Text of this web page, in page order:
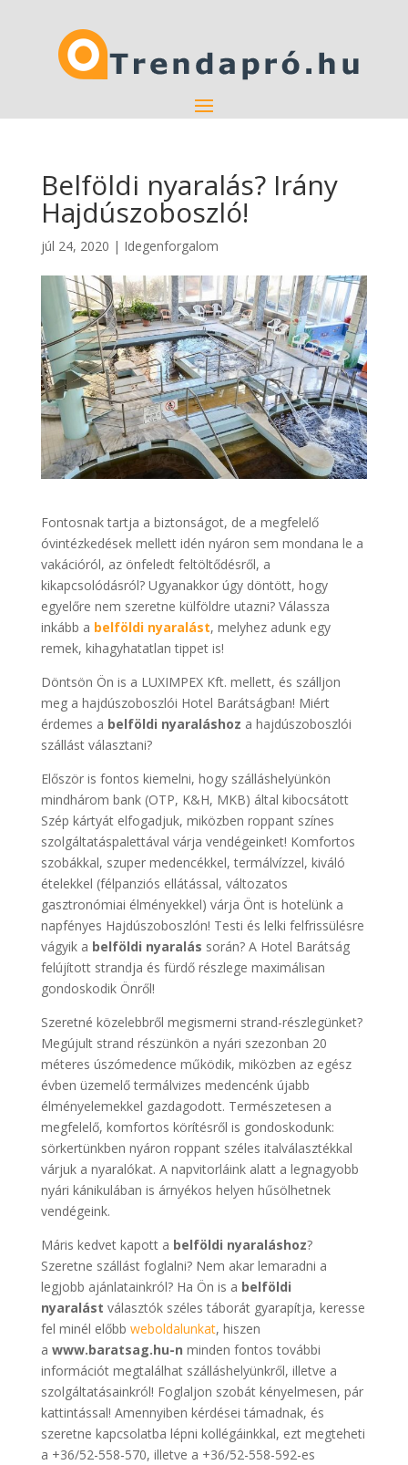
Belföldi nyaralás? Irány
Hajdúszoboszló!
júl 24, 2020 | Idegenforgalom
Fontosnak tartja a biztonságot, de a megfelelő
óvintézkedések mellett idén nyáron sem mondana le a
vakációról, az önfeledt feltöltődésről, a
kikapcsolódásról? Ugyanakkor úgy döntött, hogy
egyelőre nem szeretne külföldre utazni? Válassza
inkább a belföldi nyaralást, melyhez adunk egy
remek, kihagyhatatlan tippet is!
Döntsön Ön is a LUXIMPEX Kft. mellett, és szálljon
meg a hajdúszoboszlói Hotel Barátságban! Miért
érdemes a belföldi nyaraláshoz a hajdúszoboszlói
szállást választani?
Először is fontos kiemelni, hogy szálláshelyünkön
mindhárom bank (OTP, K&H, MKB) által kibocsátott
Szép kártyát elfogadjuk, miközben roppant színes
szolgáltatáspalettával várja vendégeinket! Komfortos
szobákkal, szuper medencékkel, termálvízzel, kiváló
ételekkel (félpanziós ellátással, változatos
gasztronómiai élményekkel) várja Önt is hotelünk a
napfényes Hajdúszoboszlón! Testi és lelki felfrissülésre
vágyik a belföldi nyaralás során? A Hotel Barátság
felújított strandja és fürdő részlege maximálisan
gondoskodik Önről!
Szeretné közelebbről megismerni strand-részlegünket?
Megújult strand részünkön a nyári szezonban 20
méteres úszómedence működik, miközben az egész
évben üzemelő termálvizes medencénk újabb
élményelemekkel gazdagodott. Természetesen a
megfelelő, komfortos körítésről is gondoskodunk:
sörkertünkben nyáron roppant széles italválasztékkal
várjuk a nyaralókat. A napvitorláink alatt a legnagyobb
nyári kánikulában is árnyékos helyen hűsölhetnek
vendégeink.
Máris kedvet kapott a belföldi nyaraláshoz?
Szeretne szállást foglalni? Nem akar lemaradni a
legjobb ajánlatainkról? Ha Ön is a belföldi
nyaralást választók széles táborát gyarapítja, keresse
fel minél előbb weboldalunkat, hiszen
a www.baratsag.hu-n minden fontos további
információt megtalálhat szálláshelyünkről, illetve a
szolgáltatásainkról! Foglaljon szobát kényelmesen, pár
kattintással! Amennyiben kérdései támadnak, és
szeretne kapcsolatba lépni kollégáinkkal, ezt megteheti
a +36/52-558-570, illetve a +36/52-558-592-es